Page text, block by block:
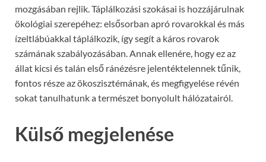
mozgásában rejlik. Táplálkozási szokásai is hozzájárulnak
ökológiai szerepéhez: elsősorban apró rovarokkal és más
ízeltlábúakkal táplálkozik, így segít a káros rovarok
számának szabályozásában. Annak ellenére, hogy ez az
állat kicsi és talán első ránézésre jelentéktelennek tűnik,
fontos része az ökoszisztémának, és megfigyelése révén
sokat tanulhatunk a természet bonyolult hálózatairól.
Külső megjelenése